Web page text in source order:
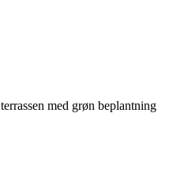
med grøn beplantning